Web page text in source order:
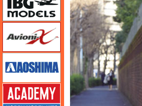
Avioni-X（アヴィオニクス）
アオシマ
アカデミー